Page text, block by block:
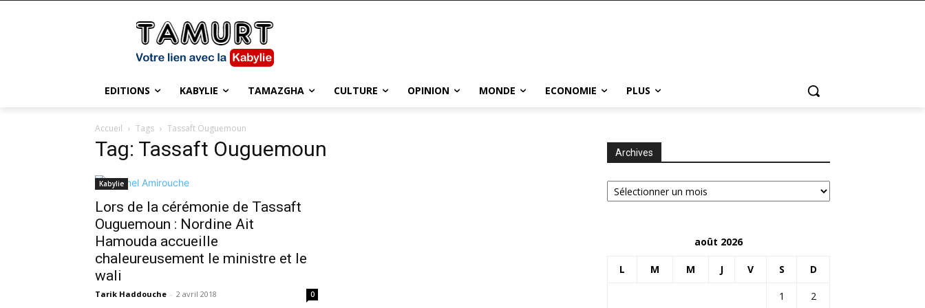
EDITIONS KABYLIE TAMAZGHA CULTURE OPINION MONDE ECONOMIE PLUS
Accueil Tags Tassaft Ouguemoun
Tag: Tassaft Ouguemoun
Kabylie
Lors de la cérémonie de Tassaft
Ouguemoun : Nordine Ait
Hamouda accueille
chaleureusement le ministre et le
wali
Tarik Haddouche - 2 avril 2018 0
Archives
Archives
août 2026
L M M J V S D
1
2